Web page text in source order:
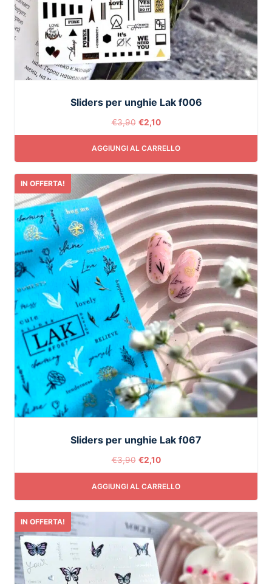
Sliders per unghie Lak f006
€3,90 €2,10
AGGIUNGI AL CARRELLO
IN OFFERTA!
Sliders per unghie Lak f067
€3,90 €2,10
AGGIUNGI AL CARRELLO
IN OFFERTA!